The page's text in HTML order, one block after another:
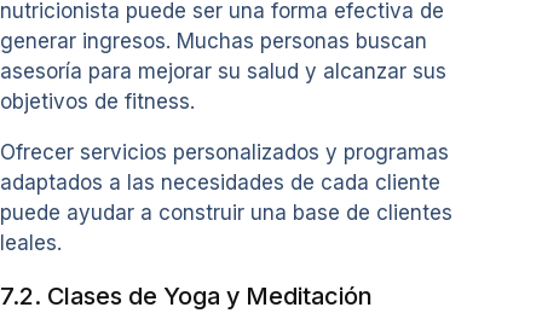
nutricionista puede ser una forma efectiva de
generar ingresos. Muchas personas buscan
asesoría para mejorar su salud y alcanzar sus
objetivos de fitness.
Ofrecer servicios personalizados y programas
adaptados a las necesidades de cada cliente
puede ayudar a construir una base de clientes
leales.
7.2. Clases de Yoga y Meditación